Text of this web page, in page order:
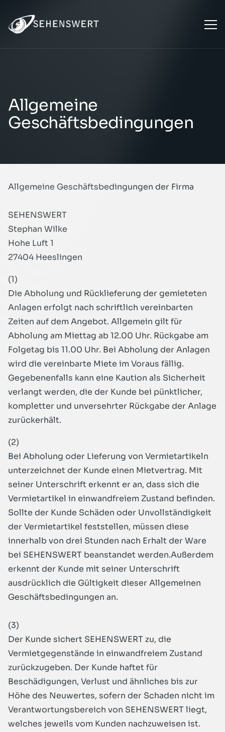
Allgemeine
Geschäftsbedingungen
Allgemeine Geschäftsbedingungen der Firma
SEHENSWERT
Stephan Wilke
Hohe Luft 1
27404 Heeslingen
(1)
Die Abholung und Rücklieferung der gemieteten
Anlagen erfolgt nach schriftlich vereinbarten
Zeiten auf dem Angebot. Allgemein gilt für
Abholung am Miettag ab 12.00 Uhr. Rückgabe am
Folgetag bis 11.00 Uhr. Bei Abholung der Anlagen
wird die vereinbarte Miete im Voraus fällig.
Gegebenenfalls kann eine Kaution als Sicherheit
verlangt werden, die der Kunde bei pünktlicher,
kompletter und unversehrter Rückgabe der Anlage
zurückerhält.
(2)
Bei Abholung oder Lieferung von Vermietartikeln
unterzeichnet der Kunde einen Mietvertrag. Mit
seiner Unterschrift erkennt er an, dass sich die
Vermietartikel in einwandfreiem Zustand befinden.
Sollte der Kunde Schäden oder Unvollständigkeit
der Vermietartikel feststellen, müssen diese
innerhalb von drei Stunden nach Erhalt der Ware
bei SEHENSWERT beanstandet werden.Außerdem
erkennt der Kunde mit seiner Unterschrift
ausdrücklich die Gültigkeit dieser Allgemeinen
Geschäftsbedingungen an.
(3)
Der Kunde sichert SEHENSWERT zu, die
Vermietgegenstände in einwandfreiem Zustand
zurückzugeben. Der Kunde haftet für
Beschädigungen, Verlust und ähnliches bis zur
Höhe des Neuwertes, sofern der Schaden nicht im
Verantwortungsbereich von SEHENSWERT liegt,
welches jeweils vom Kunden nachzuweisen ist.